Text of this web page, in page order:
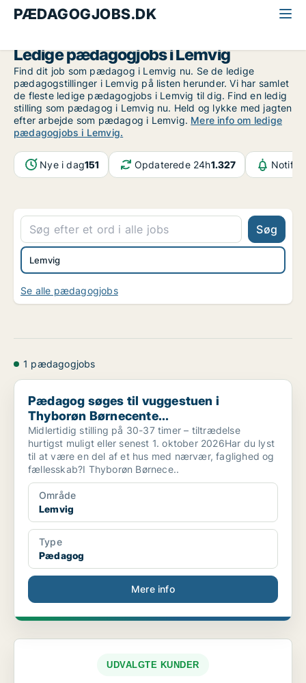
PÆDAGOGJOBS.DK
Ledige pædagogjobs i Lemvig
Find dit job som pædagog i Lemvig nu. Se de ledige
pædagogstillinger i Lemvig på listen herunder. Vi har samlet
de fleste ledige pædagogjobs i Lemvig til dig. Find en ledig
stilling som pædagog i Lemvig nu. Held og lykke med jagten
efter arbejde som pædagog i Lemvig. Mere info om ledige
pædagogjobs i Lemvig.
Nye i dag151 Opdaterede 24h1.327
Søg
Lemvig
Se alle pædagogjobs
1 pædagogjobs
Pædagog søges til vuggestuen i Thyborøn Børnecente...
Pædagog søges til vuggestuen i
Thyborøn Børnecente...
Midlertidig stilling på 30-37 timer – tiltrædelse
hurtigst muligt eller senest 1. oktober 2026Har du lyst
til at være en del af et hus med nærvær, faglighed og
fællesskab?I Thyborøn Børnece..
Område
Lemvig
Type
Pædagog
Mere info
UDVALGTE KUNDER